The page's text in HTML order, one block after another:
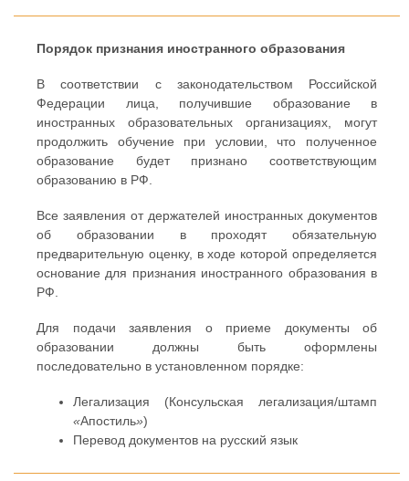
Порядок признания иностранного образования
В соответствии с законодательством Российской
Федерации лица, получившие образование в
иностранных образовательных организациях, могут
продолжить обучение при условии, что полученное
образование будет признано соответствующим
образованию в РФ.
Все заявления от держателей иностранных документов
об образовании в проходят обязательную
предварительную оценку, в ходе которой определяется
основание для признания иностранного образования в
РФ.
Для подачи заявления о приеме документы об
образовании должны быть оформлены
последовательно в установленном порядке:
Легализация (Консульская легализация/штамп
«Апостиль»)
Перевод документов на русский язык